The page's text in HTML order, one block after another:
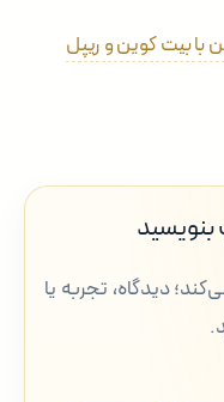
با بیت کوین و ریپل
بنویسید
دیدگاه، تجربه یا